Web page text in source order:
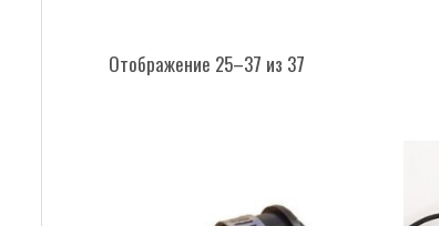
Отображение 25–37 из 37